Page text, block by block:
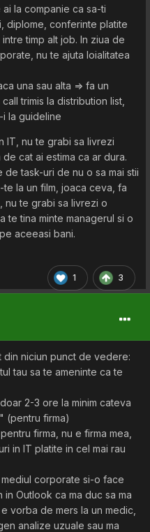
la companie ca sa-ti
diplome, conferinte platite
timp alt job. In ziua de
nu te ajuta loialitatea
una sau alta => fa un
trimis la distribution list,
la guideline
IT, nu te grabi sa livrezi
cat ai estima ca ar dura.
task-uri de nu o sa mai stii
la un film, joaca ceva, fa
nu te grabi sa livrezi o
te tina minte managerul si o
aceeasi bani.
1 3
din niciun punct de vedere:
tau sa te ameninte ca te
2-3 ore la minim cateva
(pentru firma)
firma, nu e firma mea,
in IT platite in cel mai rau
corporate si-o face
Outlook ca ma duc sa ma
e vorba de mers la un medic,
analize uzuale sau ma